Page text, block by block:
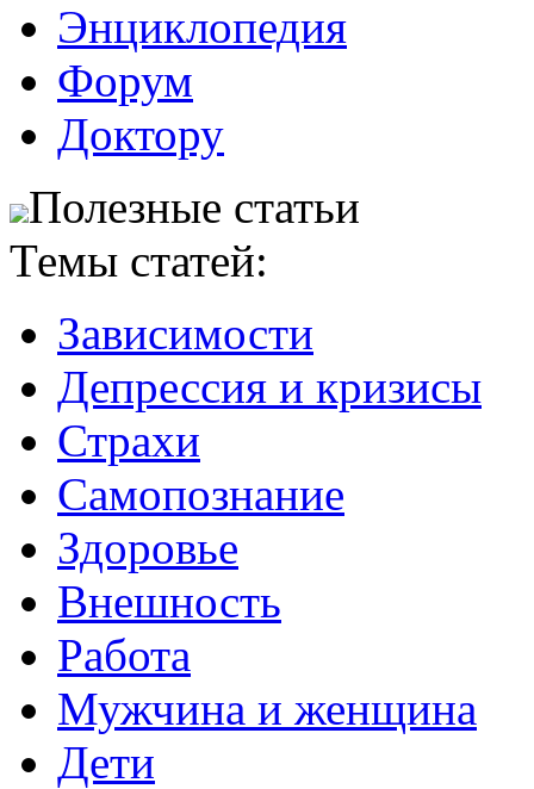
Энциклопедия
Форум
Доктору
Полезные статьи
Темы статей:
Зависимости
Депрессия и кризисы
Страхи
Самопознание
Здоровье
Внешность
Работа
Мужчина и женщина
Дети